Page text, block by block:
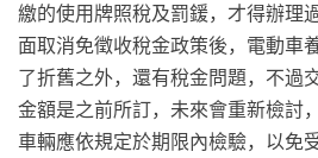
繳的使用牌照稅及罰鍰，才得辦理
面取消免徵收稅金政策後，電動車
了折舊之外，還有稅金問題，不過
金額是之前所訂，未來會重新檢討
車輛應依規定於期限內檢驗，以免